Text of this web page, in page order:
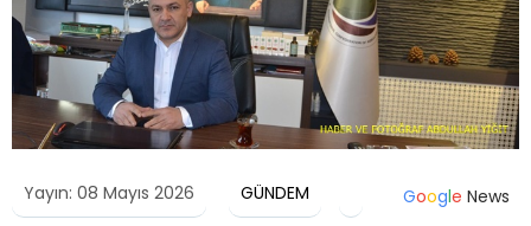
Yayın: 08 Mayıs 2026 GÜNDEM Google News